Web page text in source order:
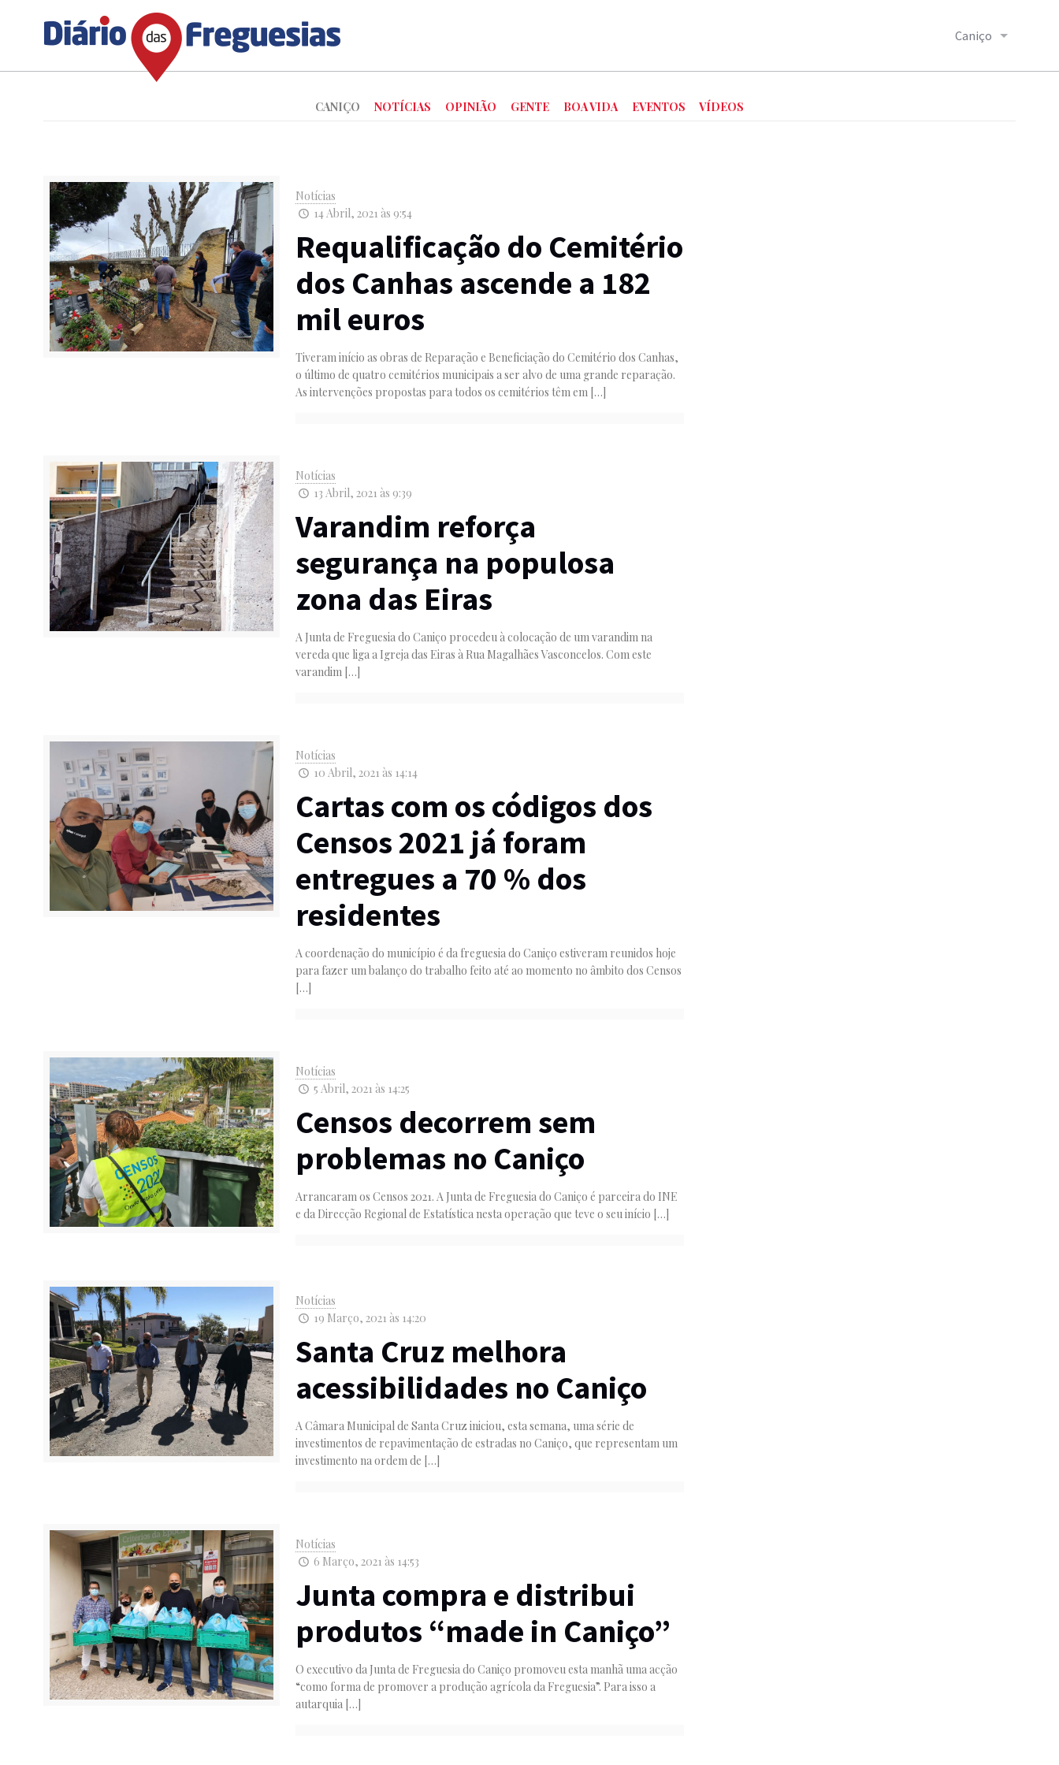
Caniço
CANIÇO NOTÍCIAS OPINIÃO GENTE BOA VIDA EVENTOS VÍDEOS
Notícias
14 Abril, 2021 às 9:54
Requalificação do Cemitério
dos Canhas ascende a 182
mil euros
Tiveram início as obras de Reparação e Beneficiação do Cemitério dos Canhas,
o último de quatro cemitérios municipais a ser alvo de uma grande reparação.
As intervenções propostas para todos os cemitérios têm em […]
Notícias
13 Abril, 2021 às 9:39
Varandim reforça
segurança na populosa
zona das Eiras
A Junta de Freguesia do Caniço procedeu à colocação de um varandim na
vereda que liga a Igreja das Eiras à Rua Magalhães Vasconcelos. Com este
varandim […]
Notícias
10 Abril, 2021 às 14:14
Cartas com os códigos dos
Censos 2021 já foram
entregues a 70 % dos
residentes
A coordenação do município é da freguesia do Caniço estiveram reunidos hoje
para fazer um balanço do trabalho feito até ao momento no âmbito dos Censos
[…]
Notícias
5 Abril, 2021 às 14:25
Censos decorrem sem
problemas no Caniço
Arrancaram os Censos 2021. A Junta de Freguesia do Caniço é parceira do INE
e da Direcção Regional de Estatística nesta operação que teve o seu início […]
Notícias
19 Março, 2021 às 14:20
Santa Cruz melhora
acessibilidades no Caniço
A Câmara Municipal de Santa Cruz iniciou, esta semana, uma série de
investimentos de repavimentação de estradas no Caniço, que representam um
investimento na ordem de […]
Notícias
6 Março, 2021 às 14:53
Junta compra e distribui
produtos “made in Caniço”
O executivo da Junta de Freguesia do Caniço promoveu esta manhã uma acção
“como forma de promover a produção agrícola da Freguesia”. Para isso a
autarquia […]